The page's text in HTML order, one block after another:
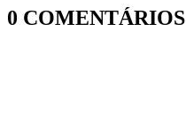
0 COMENTÁRIOS